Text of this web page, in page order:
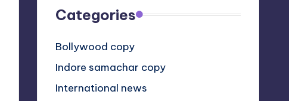
Categories
Bollywood copy
Indore samachar copy
International news